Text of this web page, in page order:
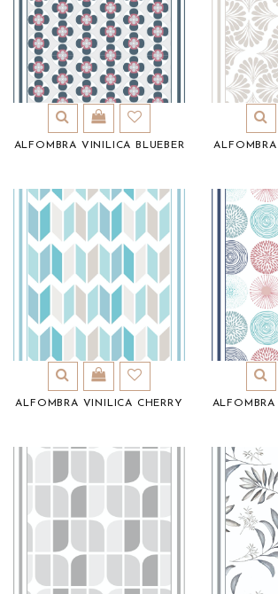
ALFOMBRA VINILICA BLUEBER
ALFOMBRA VINILICA CHERRY